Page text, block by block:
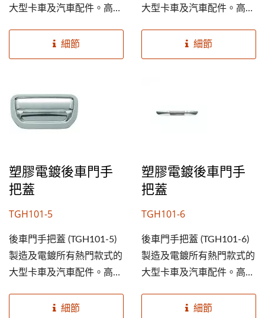
大型卡車及汽車配件。高規
觀能延長使用期限並美化您
的車子。提高您的後車門手
細節
大型卡車及汽車配件。高規
觀能延長使用期限並美化您
的車子。提高您的後車門手
細節
塑膠電鍍後車門手
把蓋
TGH101-5
後車門手把蓋 (TGH101-5)
製造及電鍍所有熱門款式的
大型卡車及汽車配件。高規
觀能延長使用期限並美化您
細節
塑膠電鍍後車門手
把蓋
TGH101-6
後車門手把蓋 (TGH101-6)
製造及電鍍所有熱門款式的
大型卡車及汽車配件。高規
觀能延長使用期限並美化您
細節